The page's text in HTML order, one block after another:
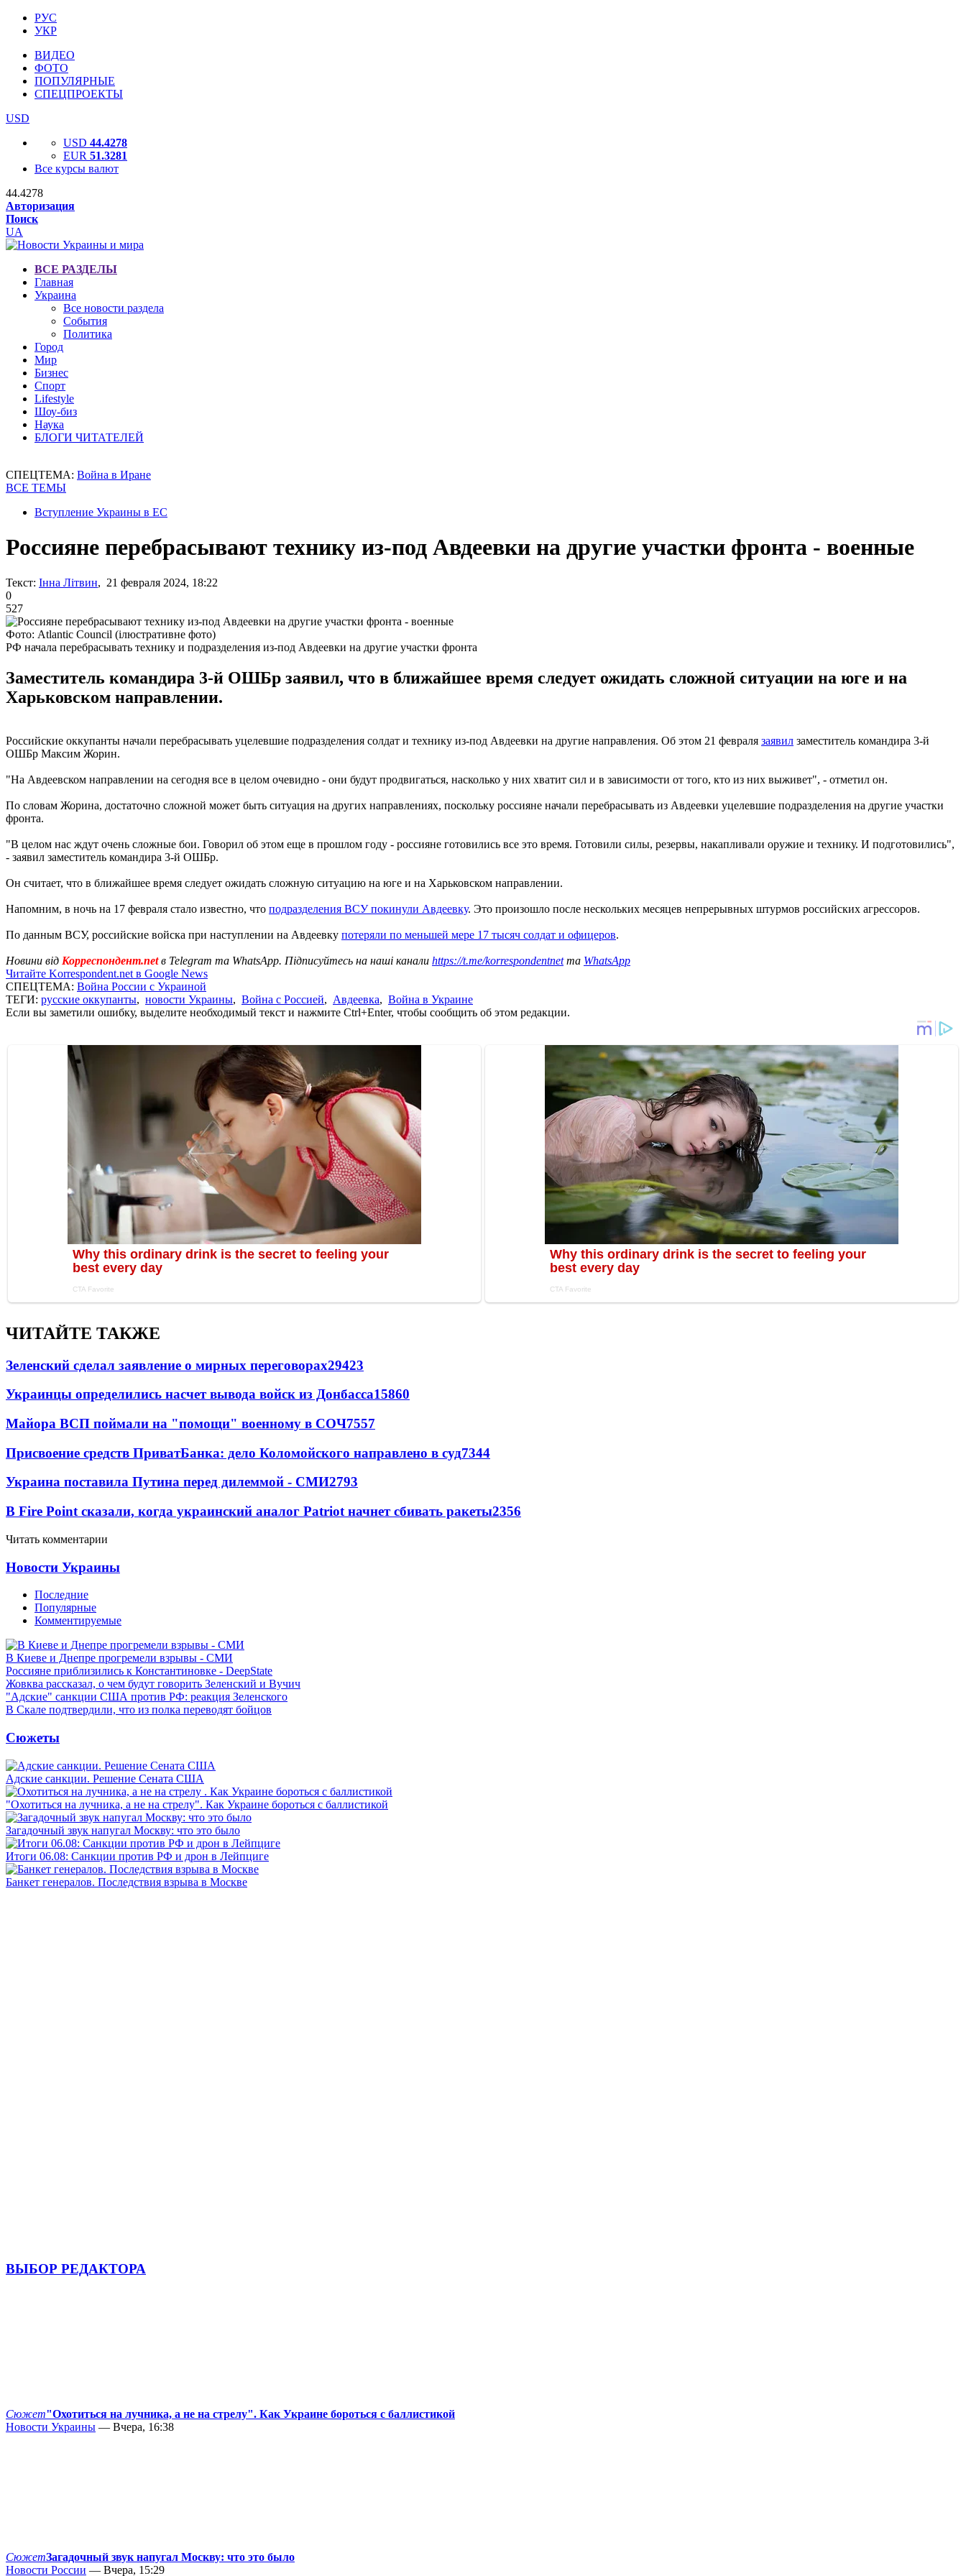
РУС
УКР
ВИДЕО
ФОТО
ПОПУЛЯРНЫЕ
СПЕЦПРОЕКТЫ
USD
USD 44.4278
EUR 51.3281
Все курсы валют
44.4278
Авторизация
Поиск
UA
ВСЕ РАЗДЕЛЫ
Главная
Украина
Все новости раздела
События
Политика
Город
Мир
Бизнес
Спорт
Lifestyle
Шоу-биз
Наука
БЛОГИ ЧИТАТЕЛЕЙ
СПЕЦТЕМА: Война в Иране
ВСЕ ТЕМЫ
Вступление Украины в ЕС
Россияне перебрасывают технику из-под Авдеевки на другие участки фронта - военные
Текст: Інна Літвин, 21 февраля 2024, 18:22
0
527
Фото: Atlantic Council (ілюстративне фото)
РФ начала перебрасывать технику и подразделения из-под Авдеевки на другие участки фронта
Заместитель командира 3-й ОШБр заявил, что в ближайшее время следует ожидать сложной ситуации на юге и на
Харьковском направлении.
Российские оккупанты начали перебрасывать уцелевшие подразделения солдат и технику из-под Авдеевки на другие направления. Об этом 21 февраля заявил заместитель командира 3-й
ОШБр Максим Жорин.
"На Авдеевском направлении на сегодня все в целом очевидно - они будут продвигаться, насколько у них хватит сил и в зависимости от того, кто из них выживет", - отметил он.
По словам Жорина, достаточно сложной может быть ситуация на других направлениях, поскольку россияне начали перебрасывать из Авдеевки уцелевшие подразделения на другие участки
фронта.
"В целом нас ждут очень сложные бои. Говорил об этом еще в прошлом году - россияне готовились все это время. Готовили силы, резервы, накапливали оружие и технику. И подготовились",
- заявил заместитель командира 3-й ОШБр.
Он считает, что в ближайшее время следует ожидать сложную ситуацию на юге и на Харьковском направлении.
Напомним, в ночь на 17 февраля стало известно, что подразделения ВСУ покинули Авдеевку. Это произошло после нескольких месяцев непрерывных штурмов российских агрессоров.
По данным ВСУ, российские войска при наступлении на Авдеевку потеряли по меньшей мере 17 тысяч солдат и офицеров.
Новини від Корреспондент.netв Telegram та WhatsApp. Підписуйтесь на наші канали https://t.me/korrespondentnetта WhatsApp
Читайте Korrespondent.net в Google News
СПЕЦТЕМА: Война России с Украиной
ТЕГИ: русские оккупанты, новости Украины, Война с Россией, Авдеевка, Война в Украине
Если вы заметили ошибку, выделите необходимый текст и нажмите Ctrl+Enter, чтобы сообщить об этом редакции.
ЧИТАЙТЕ ТАКЖЕ
Зеленский сделал заявление о мирных переговорах29423
Украинцы определились насчет вывода войск из Донбасса15860
Майора ВСП поймали на "помощи" военному в СОЧ7557
Присвоение средств ПриватБанка: дело Коломойского направлено в суд7344
Украина поставила Путина перед дилеммой - СМИ2793
В Fire Point сказали, когда украинский аналог Patriot начнет сбивать ракеты2356
Читать комментарии
Новости Украины
Последние
Популярные
Комментируемые
В Киеве и Днепре прогремели взрывы - СМИ
Россияне приблизились к Константиновке - DeepState
Жовква рассказал, о чем будут говорить Зеленский и Вучич
"Адские" санкции США против РФ: реакция Зеленского
В Скале подтвердили, что из полка переводят бойцов
Сюжеты
Адские санкции. Решение Сената США
"Охотиться на лучника, а не на стрелу". Как Украине бороться с баллистикой
Загадочный звук напугал Москву: что это было
Итоги 06.08: Санкции против РФ и дрон в Лейпциге
Банкет генералов. Последствия взрыва в Москве
ВЫБОР РЕДАКТОРА
Сюжет"Охотиться на лучника, а не на стрелу". Как Украине бороться с баллистикой
Новости Украины — Вчера, 16:38
СюжетЗагадочный звук напугал Москву: что это было
Новости России — Вчера, 15:29